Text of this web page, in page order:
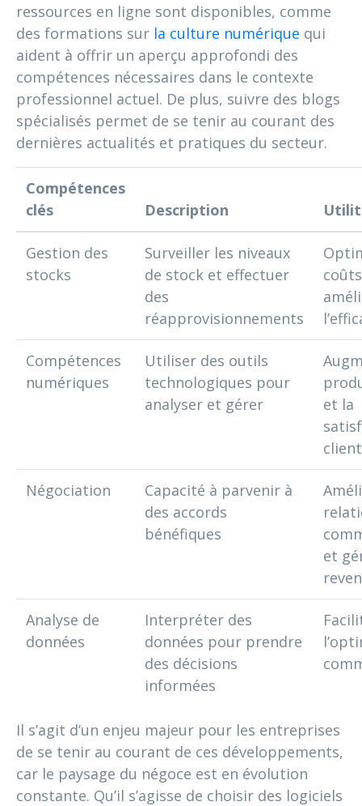
ressources en ligne sont disponibles, comme
des formations sur la culture numérique qui
aident à offrir un aperçu approfondi des
compétences nécessaires dans le contexte
professionnel actuel. De plus, suivre des blogs
spécialisés permet de se tenir au courant des
dernières actualités et pratiques du secteur.
Compétences
clés
Description
Gestion des
stocks
Surveiller les niveaux
de stock et effectuer
des
réapprovisionnements
Compétences
numériques
Utiliser des outils
technologiques pour
analyser et gérer
et la
client
Négociation
Capacité à parvenir à
des accords
bénéfiques
et
Analyse de
données
Interpréter des
données pour prendre
des décisions
informées
Il s’agit d’un enjeu majeur pour les entreprises
de se tenir au courant de ces développements,
car le paysage du négoce est en évolution
constante. Qu’il s’agisse de choisir des logiciels